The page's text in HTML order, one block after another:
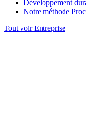
Développement
Notre méthode
Tout voir Entreprise